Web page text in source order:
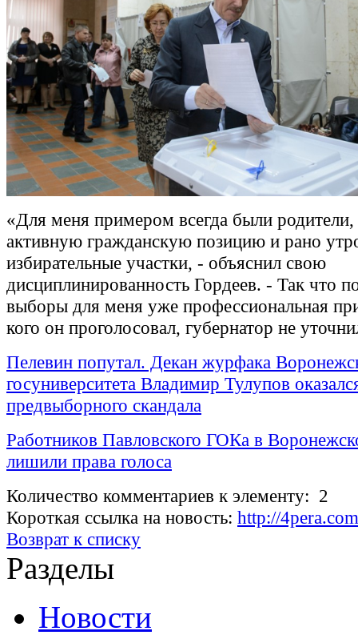
«Для меня примером всегда были
активную гражданскую позицию и рано
избирательные участки, - объяснил свою
дисциплинированность Гордеев. - Так что
выборы для меня уже профессиональная
кого он проголосовал, губернатор не
Пелевин попутал. Декан журфака
госуниверситета Владимир Тулупов
предвыборного скандала
Работников Павловского ГОКа в
лишили права голоса
Количество комментариев к элементу: 2
Короткая ссылка на новость: http://
Возврат к списку
Разделы
Новости